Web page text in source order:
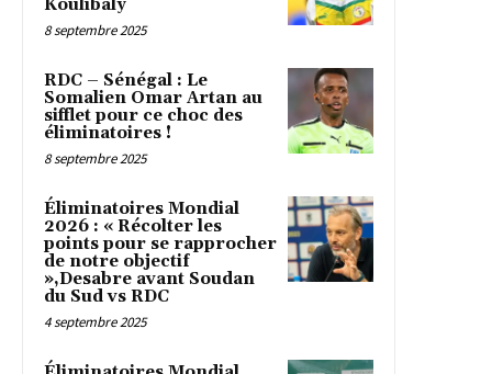
Koulibaly
8 septembre 2025
RDC – Sénégal : Le
Somalien Omar Artan au
sifflet pour ce choc des
éliminatoires !
8 septembre 2025
Éliminatoires Mondial
2026 : « Récolter les
points pour se rapprocher
de notre objectif
»,Desabre avant Soudan
du Sud vs RDC
4 septembre 2025